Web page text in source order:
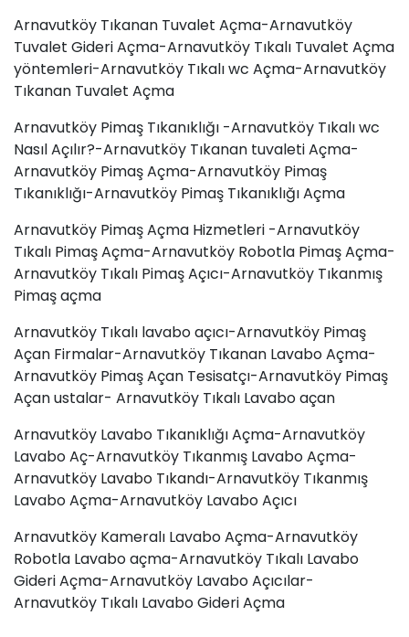
Arnavutköy Tıkanan Tuvalet Açma-Arnavutköy
Tuvalet Gideri Açma-Arnavutköy Tıkalı Tuvalet Açma
yöntemleri-Arnavutköy Tıkalı wc Açma-Arnavutköy
Tıkanan Tuvalet Açma
Arnavutköy Pimaş Tıkanıklığı -Arnavutköy Tıkalı wc
Nasıl Açılır?-Arnavutköy Tıkanan tuvaleti Açma-
Arnavutköy Pimaş Açma-Arnavutköy Pimaş
Tıkanıklığı-Arnavutköy Pimaş Tıkanıklığı Açma
Arnavutköy Pimaş Açma Hizmetleri -Arnavutköy
Tıkalı Pimaş Açma-Arnavutköy Robotla Pimaş Açma-
Arnavutköy Tıkalı Pimaş Açıcı-Arnavutköy Tıkanmış
Pimaş açma
Arnavutköy Tıkalı lavabo açıcı-Arnavutköy Pimaş
Açan Firmalar-Arnavutköy Tıkanan Lavabo Açma-
Arnavutköy Pimaş Açan Tesisatçı-Arnavutköy Pimaş
Açan ustalar- Arnavutköy Tıkalı Lavabo açan
Arnavutköy Lavabo Tıkanıklığı Açma-Arnavutköy
Lavabo Aç-Arnavutköy Tıkanmış Lavabo Açma-
Arnavutköy Lavabo Tıkandı-Arnavutköy Tıkanmış
Lavabo Açma-Arnavutköy Lavabo Açıcı
Arnavutköy Kameralı Lavabo Açma-Arnavutköy
Robotla Lavabo açma-Arnavutköy Tıkalı Lavabo
Gideri Açma-Arnavutköy Lavabo Açıcılar-
Arnavutköy Tıkalı Lavabo Gideri Açma